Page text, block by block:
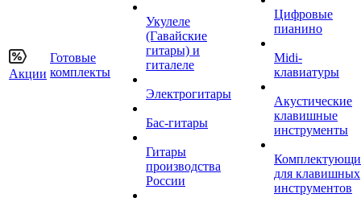
Акции
Готовые
комплекты
Укулеле
(Гавайские
гитары) и
гиталеле
Электрогитары
Бас-гитары
Гитары
производства
России
Цифровые
пианино
Midi-
клавиатуры
Акустические
клавишные
инструменты
для клавишных
инструментов